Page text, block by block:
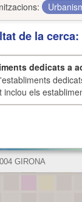
de la
dedicats a
inclou els
GIRONA